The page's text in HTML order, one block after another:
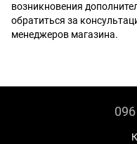
возникновения
обратиться за
менеджеров магазина.